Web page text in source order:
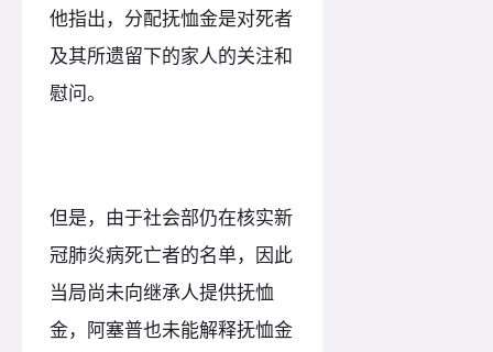
他指出，分配抚恤金是对死者
及其所遗留下的家人的关注和
慰问。
但是，由于社会部仍在核实新
冠肺炎病死亡者的名单，因此
当局尚未向继承人提供抚恤
金，阿塞普也未能解释抚恤金